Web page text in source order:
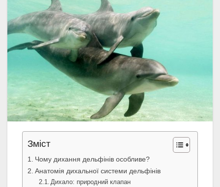
Зміст
Чому дихання дельфінів особливе?
Анатомія дихальної системи дельфінів
Дихало: природний клапан